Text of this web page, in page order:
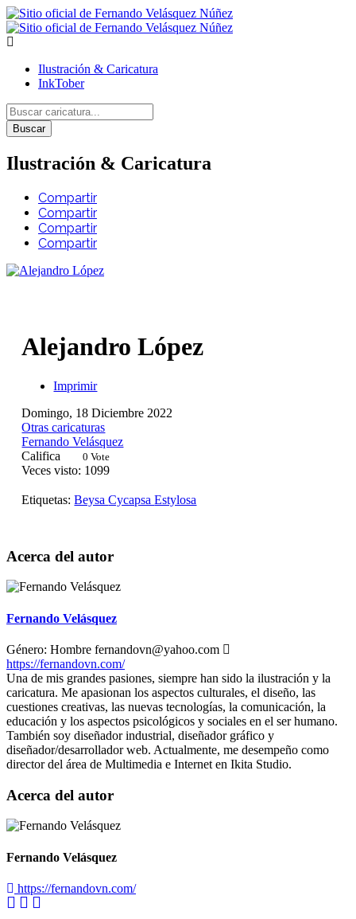
Ilustración & Caricatura
InkTober
Buscar
Ilustración & Caricatura
Compartir
Compartir
Compartir
Compartir
Alejandro López
Imprimir
Domingo, 18 Diciembre 2022
Otras caricaturas
Fernando Velásquez
Califica
0 Vote
Veces visto: 1099
Etiquetas: BeysaCycapsaEstylosa
Acerca del autor
Fernando Velásquez
Género: Hombre fernandovn@yahoo.com
https://fernandovn.com/
Una de mis grandes pasiones, siempre han sido la ilustración y la
caricatura. Me apasionan los aspectos culturales, el diseño, las
cuestiones creativas, las nuevas tecnologías, la comunicación, la
educación y los aspectos psicológicos y sociales en el ser humano.
También soy diseñador industrial, diseñador gráfico y
diseñador/desarrollador web. Actualmente, me desempeño como
director del área de Multimedia e Internet en Ikita Studio.
Acerca del autor
Fernando Velásquez
https://fernandovn.com/